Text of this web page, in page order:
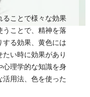
ることで様々な効果
ことで、精神を落
る効果、黄色には
い時に効果があり
心理学的な知識を身
用法、色を使った